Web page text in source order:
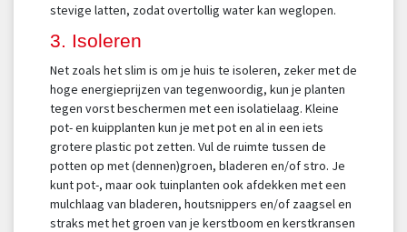
stevige latten, zodat overtollig water kan weglopen.
3. Isoleren
Net zoals het slim is om je huis te isoleren, zeker met de
hoge energieprijzen van tegenwoordig, kun je planten
tegen vorst beschermen met een isolatielaag. Kleine
pot- en kuipplanten kun je met pot en al in een iets
grotere plastic pot zetten. Vul de ruimte tussen de
potten op met (dennen)groen, bladeren en/of stro. Je
kunt pot-, maar ook tuinplanten ook afdekken met een
mulchlaag van bladeren, houtsnippers en/of zaagsel en
straks met het groen van je kerstboom en kerstkransen